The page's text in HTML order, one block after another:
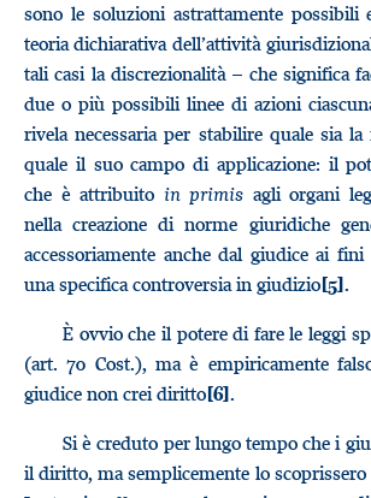
sono le soluzioni astrattamente possibili
teoria dichiarativa dell’attività
tali casi la discrezionalità – che significa
due o più possibili linee di azioni
rivela necessaria per stabilire quale sia
quale il suo campo di applicazione: il
che è attribuito in primis agli organi
nella creazione di norme giuridiche
accessoriamente anche dal giudice ai
una specifica controversia in giudizio[5].
È ovvio che il potere di fare le leggi
(art. 70 Cost.), ma è empiricamente
giudice non crei diritto[6].
Si è creduto per lungo tempo che i
il diritto, ma semplicemente lo scoprissero